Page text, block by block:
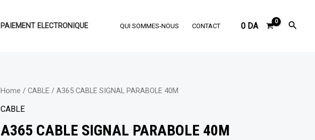
PAIEMENT ELECTRONIQUE QUI SOMMES-NOUS CONTACT 0 DA
Home / CABLE / A365 CABLE SIGNAL PARABOLE 40M
CABLE
A365 CABLE SIGNAL PARABOLE 40M